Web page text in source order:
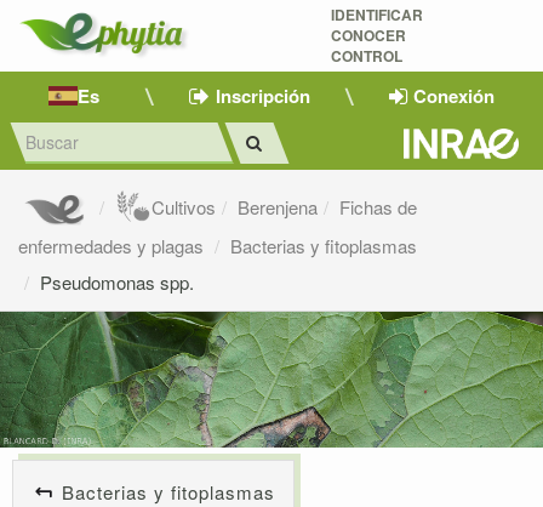
IDENTIFICAR
CONOCER
CONTROL
Es Inscripción Conexión
Cultivos Berenjena
Fichas de
enfermedades y plagas
Bacterias y fitoplasmas
Pseudomonas spp.
Bacterias y fitoplasmas